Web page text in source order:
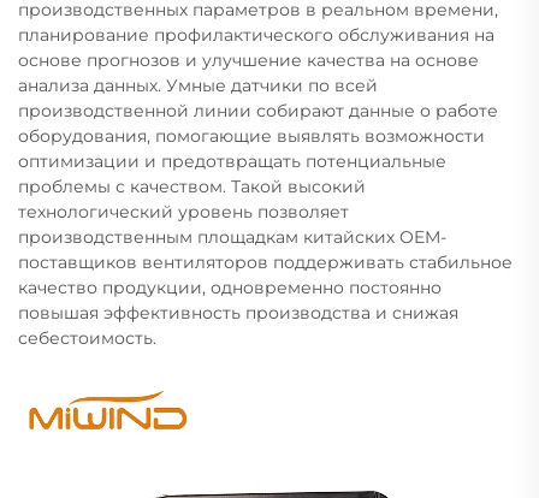
производственных параметров в реальном времени,
планирование профилактического обслуживания на
основе прогнозов и улучшение качества на основе
анализа данных. Умные датчики по всей
производственной линии собирают данные о работе
оборудования, помогающие выявлять возможности
оптимизации и предотвращать потенциальные
проблемы с качеством. Такой высокий
технологический уровень позволяет
производственным площадкам китайских OEM-
поставщиков вентиляторов поддерживать стабильное
качество продукции, одновременно постоянно
повышая эффективность производства и снижая
себестоимость.